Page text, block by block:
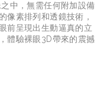
中，無需任何附加設備
像素排列和透鏡技術，
前呈現出生動逼真的立
體驗裸眼3D帶來的震撼